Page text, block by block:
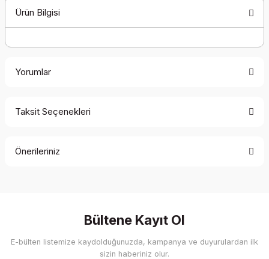
Ürün Bilgisi
Yorumlar
Taksit Seçenekleri
Önerileriniz
Görüş ve önerileriniz için teşekkür ederiz.
Ürün resmi kalitesiz, bozuk veya görüntülenemiyor.
Bültene Kayıt Ol
E-bülten listemize kaydolduğunuzda, kampanya ve duyurulardan ilk
sizin haberiniz olur.